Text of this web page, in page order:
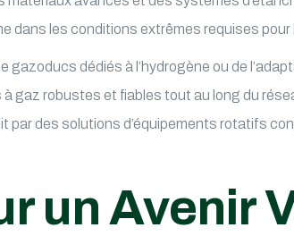
dans les conditions extrêmes requises
gazoducs dédiés à l’hydrogène ou de
gaz robustes et fiables tout au long du
par des solutions d’équipements rotatifs
un Avenir